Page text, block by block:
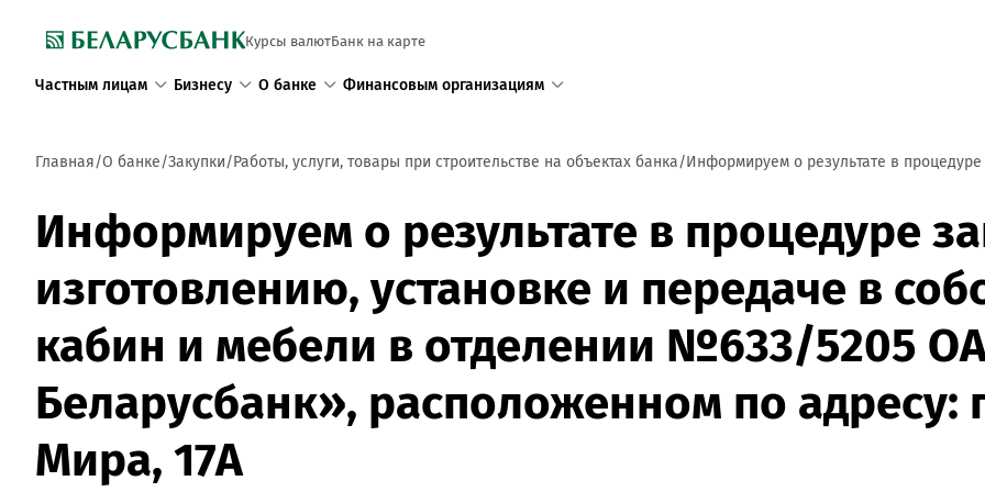
Курсы валютБанк на карте
Частным лицам Бизнесу О банке Финансовым организациям
+375 17
+375 25
в том
пределов
Режим
Главная О банке Закупки Работы, услуги, товары при строительстве на объектах банка Информируем о результате в
Информируем о результате в процедуре
изготовлению, установке и передаче в
кабин и мебели в отделении №633/5205
Беларусбанк», расположенном по адресу:
Мира, 17А